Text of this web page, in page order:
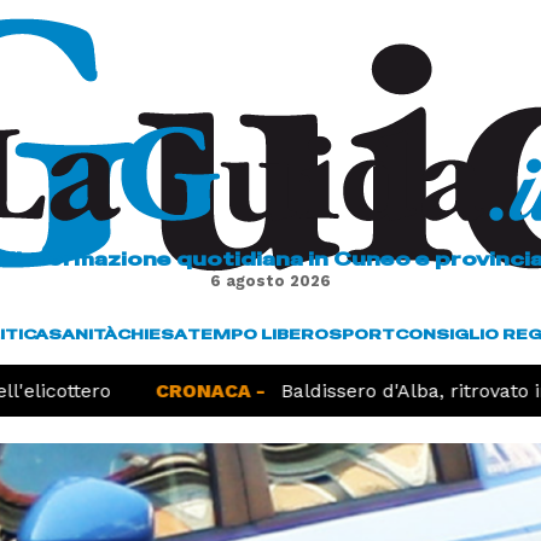
L'informazione quotidiana in Cuneo e
6 agosto 2026
SANITÀCHIESATEMPO LIBEROSPORTCONSIGLIO
CRONACA - Baldissero d'Alba, ritrovato